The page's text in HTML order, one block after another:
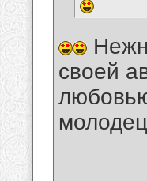
своей